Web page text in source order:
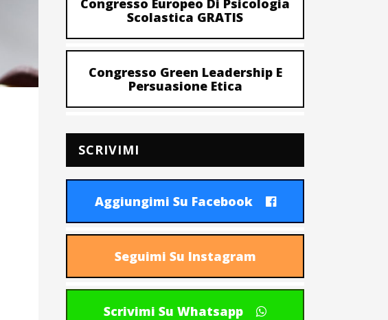
Congresso Europeo Di Psicologia
Scolastica GRATIS
Congresso Green Leadership E
Persuasione Etica
SCRIVIMI
Aggiungimi Su Facebook
Seguimi Su Instagram
Scrivimi Su Whatsapp